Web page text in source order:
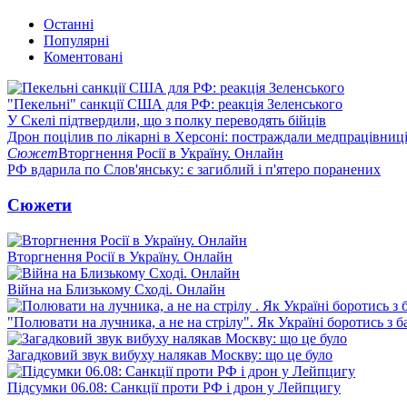
Останні
Популярні
Коментовані
"Пекельні" санкції США для РФ: реакція Зеленського
У Скелі підтвердили, що з полку переводять бійців
Дрон поцілив по лікарні в Херсоні: постраждали медпрацівниці
СюжетВторгнення Росії в Україну. Онлайн
РФ вдарила по Слов'янську: є загиблий і п'ятеро поранених
Сюжети
Вторгнення Росії в Україну. Онлайн
Війна на Близькому Сході. Онлайн
"Полювати на лучника, а не на стрілу". Як Україні боротись з
Загадковий звук вибуху налякав Москву: що це було
Підсумки 06.08: Санкції проти РФ і дрон у Лейпцигу